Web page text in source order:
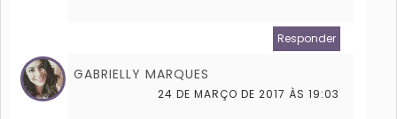
Responder
GABRIELLY MARQUES
24 DE MARÇO DE 2017 ÀS 19:03